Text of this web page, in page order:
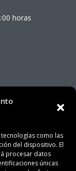
como las
del dispositivo. El
procesar datos
únicas
horas